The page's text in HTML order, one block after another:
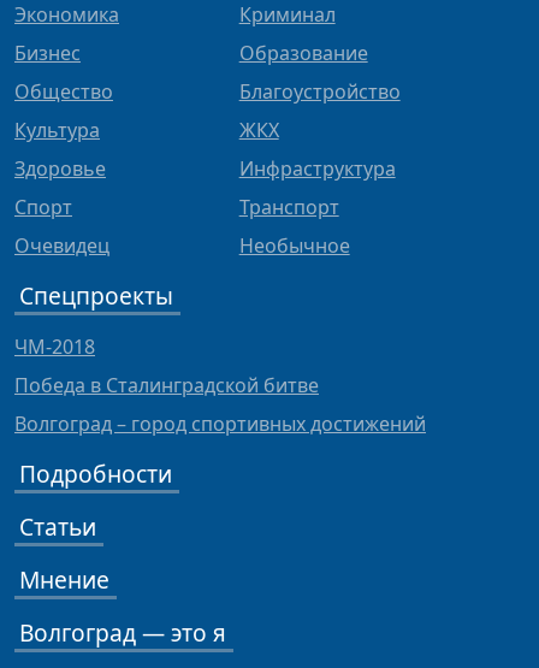
Экономика
Бизнес
Общество
Культура
Здоровье
Спорт
Очевидец
Криминал
Образование
Благоустройство
ЖКХ
Инфраструктура
Транспорт
Необычное
Спецпроекты
ЧМ-2018
Победа в Сталинградской битве
Волгоград – город спортивных достижений
Подробности
Статьи
Мнение
Волгоград — это я